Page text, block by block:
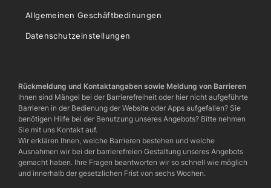
Allgemeinen Geschäftbedinungen
Datenschutzeinstellungen
Rückmeldung und Kontaktangaben sowie Meldung von Barrieren
Ihnen sind Mängel bei der Barrierefreiheit oder hier nicht aufgeführte
Barrieren in der Bedienung der Website oder Apps aufgefallen? Sie
benötigen Hilfe bei der Benutzung unseres Angebots? Bitte nehmen
Sie mit uns Kontakt auf.
Wir erklären Ihnen, welche Barrieren bestehen und welche
Ausnahmen wir bei der barrierefreien Gestaltung unseres Angebots
gemacht haben. Ihre Fragen beantworten wir so schnell wie möglich
und innerhalb der gesetzlichen Frist von sechs Wochen.